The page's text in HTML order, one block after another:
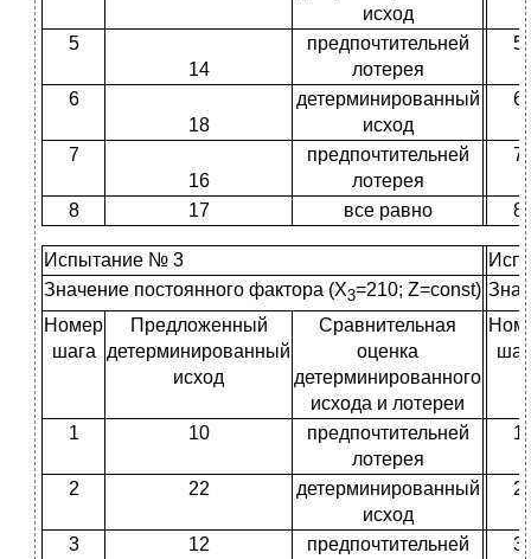
исход
5
14
предпочтительней
лотерея
5
6
18
детерминированный
исход
6
7
16
предпочтительней
лотерея
7
8 17 все равно 8
Испытание № 3
Значение постоянного фактора (X3=210; Z=const)
Номер
шага
Предложенный
детерминированный
исход
Сравнительная
оценка
детерминированного
исхода и лотереи
1 10
предпочтительней
лотерея
1
2 22
детерминированный
исход
2
3 12
предпочтительней
3